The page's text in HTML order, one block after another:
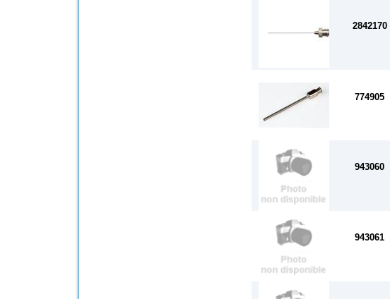
2842170
774905
943060
943061